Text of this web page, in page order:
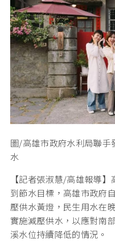
圖/高雄市政府水利局聯
水
【記者張淑慧/高雄報導
到節水目標，高雄市政府
壓供水黃燈，民生用水在
實施減壓供水，以應對南
溪水位持續降低的情況。